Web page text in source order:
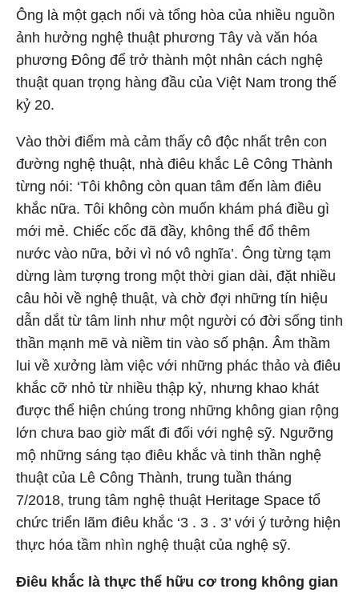
Ông là một gạch nối và tổng hòa của nhiều nguồn
ảnh hưởng nghệ thuật phương Tây và văn hóa
phương Đông để trở thành một nhân cách nghệ
thuật quan trọng hàng đầu của Việt Nam trong thế
kỷ 20.
Vào thời điểm mà cảm thấy cô độc nhất trên con
đường nghệ thuật, nhà điêu khắc Lê Công Thành
từng nói: ‘Tôi không còn quan tâm đến làm điêu
khắc nữa. Tôi không còn muốn khám phá điều gì
mới mẻ. Chiếc cốc đã đầy, không thể đổ thêm
nước vào nữa, bởi vì nó vô nghĩa’. Ông từng tạm
dừng làm tượng trong một thời gian dài, đặt nhiều
câu hỏi về nghệ thuật, và chờ đợi những tín hiệu
dẫn dắt từ tâm linh như một người có đời sống tinh
thần mạnh mẽ và niềm tin vào số phận. Âm thầm
lui về xưởng làm việc với những phác thảo và điêu
khắc cỡ nhỏ từ nhiều thập kỷ, nhưng khao khát
được thể hiện chúng trong những không gian rộng
lớn chưa bao giờ mất đi đối với nghệ sỹ. Ngưỡng
mộ những sáng tạo điêu khắc và tinh thần nghệ
thuật của Lê Công Thành, trung tuần tháng
7/2018, trung tâm nghệ thuật Heritage Space tổ
chức triển lãm điêu khắc ‘3 . 3 . 3’ với ý tưởng hiện
thực hóa tầm nhìn nghệ thuật của nghệ sỹ.
Điêu khắc là thực thể hữu cơ trong không gian